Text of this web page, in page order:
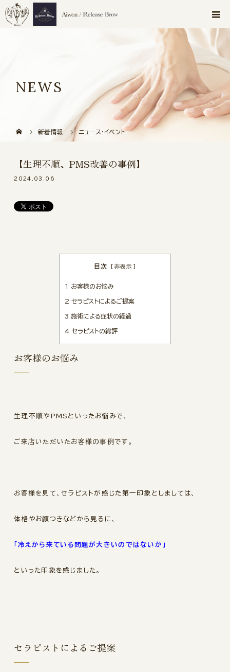
NEWS
新着情報 ニュース・イベント
【生理不順、PMS改善の事例】
2024.03.06
目次 非表示
1 お客様のお悩み
2 セラピストによるご提案
3 施術による症状の経過
4 セラピストの総評
お客様のお悩み
生理不順やPMSといったお悩みで、
ご来店いただいたお客様の事例です。
お客様を見て、セラピストが感じた第一印象としましては、
体格やお顔つきなどから見るに、
「冷えから来ている問題が大きいのではないか」
といった印象を感じました。
セラピストによるご提案